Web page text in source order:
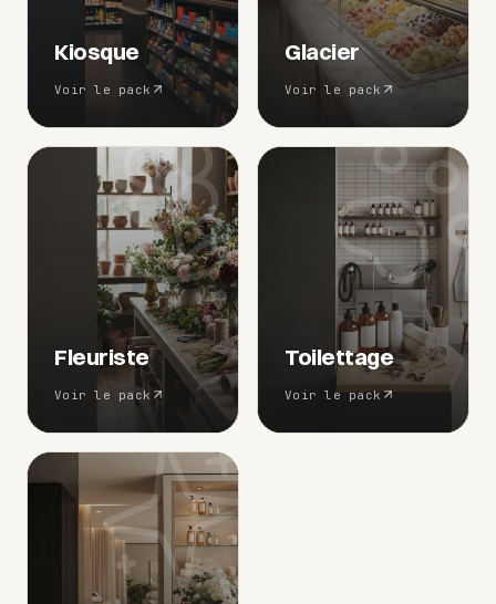
Kiosque
Voir le pack
Glacier
Voir le pack
Fleuriste
Voir le pack
Toilettage
Voir le pack